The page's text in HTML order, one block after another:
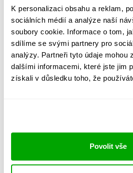
K personalizaci obsahu a reklam,
sociálních médií a analýze naší
soubory cookie. Informace o tom,
sdílíme se svými partnery pro
analýzy. Partneři tyto údaje mohou
dalšími informacemi, které jste jim
získali v důsledku toho, že
Povolit vše
Město
PSČ
Stát
doručování týdeníku Respekt